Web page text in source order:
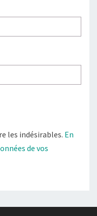
les indésirables. En
de vos